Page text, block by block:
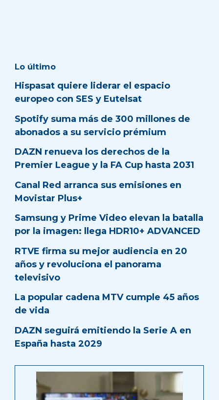
Lo último
Hispasat quiere liderar el espacio
europeo con SES y Eutelsat
Spotify suma más de 300 millones de
abonados a su servicio prémium
DAZN renueva los derechos de la
Premier League y la FA Cup hasta 2031
Canal Red arranca sus emisiones en
Movistar Plus+
Samsung y Prime Video elevan la batalla
por la imagen: llega HDR10+ ADVANCED
RTVE firma su mejor audiencia en 20
años y revoluciona el panorama
televisivo
La popular cadena MTV cumple 45 años
de vida
DAZN seguirá emitiendo la Serie A en
España hasta 2029